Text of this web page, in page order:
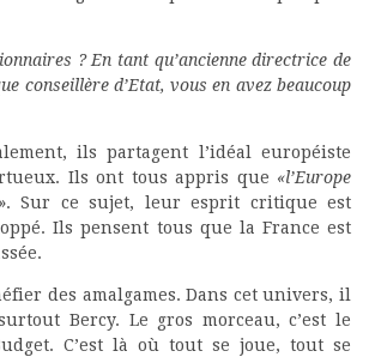
? En tant qu’ancienne directrice de
conseillère d’Etat, vous en avez beaucoup
ils partagent l’idéal européiste
Ils ont tous appris que «l’Europe
Sur ce sujet, leur esprit critique est
Ils pensent tous que la France est
des amalgames. Dans cet univers, il
Bercy. Le gros morceau, c’est le
C’est là où tout se joue, tout se